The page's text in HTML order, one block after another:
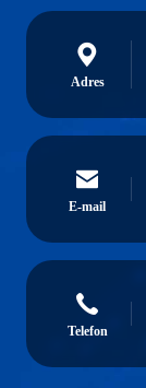
Adres
E-mail
Telefon